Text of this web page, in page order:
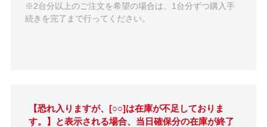
※2台分以上のご注文を希望の場合は、1台分ずつ購入手
続きを完了まで行ってください。
【恐れ入りますが、[○○]は在庫が不足しておりま
す。】と表示される場合、当日確保分の在庫が終了